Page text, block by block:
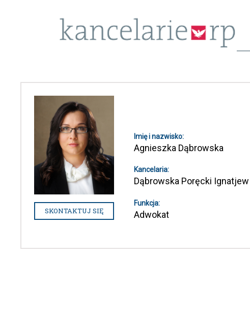
Imię i nazwisko:
Agnieszka Dąbrowska
Kancelaria:
Dąbrowska Poręcki Ignatjew
Funkcja:
Adwokat
SKONTAKTUJ SIĘ